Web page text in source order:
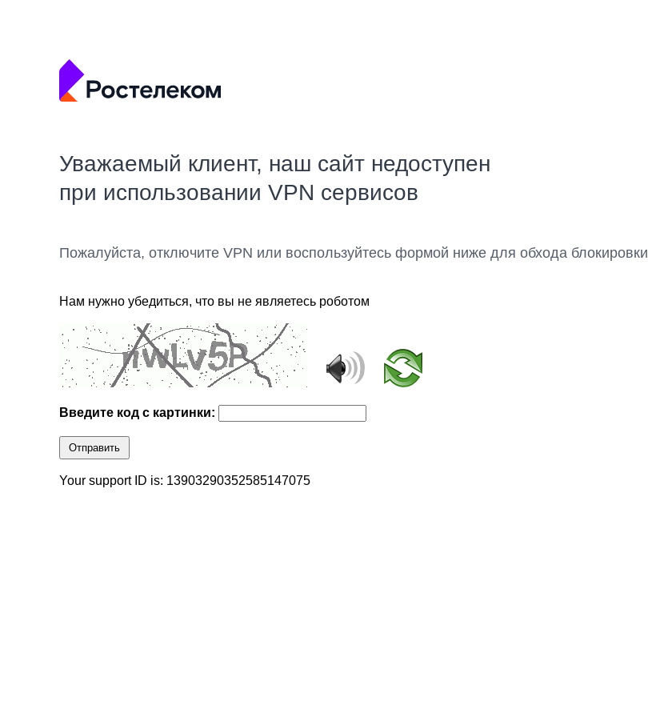
Уважаемый клиент, наш сайт недоступен
при использовании VPN сервисов
Пожалуйста, отключите VPN или воспользуйтесь формой ниже для обхода блокировки
Нам нужно убедиться, что вы не являетесь роботом
Введите код с картинки:
Отправить
Your support ID is: 13903290352585147075